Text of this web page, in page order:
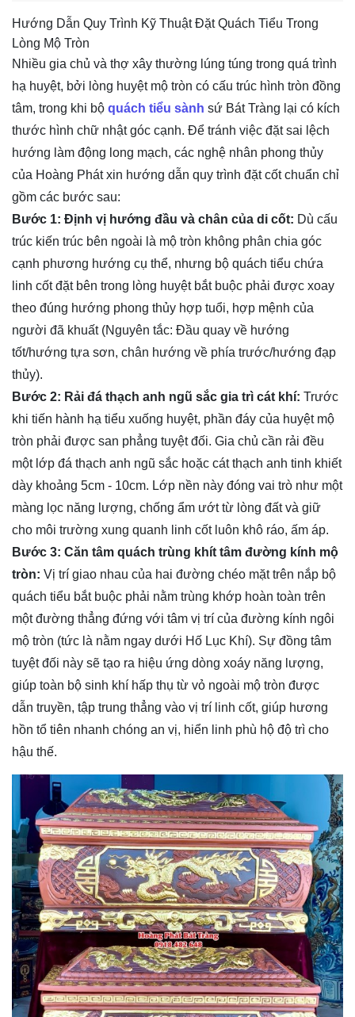
Hướng Dẫn Quy Trình Kỹ Thuật Đặt Quách Tiểu Trong
Lòng Mộ Tròn
Nhiều gia chủ và thợ xây thường lúng túng trong quá trình
hạ huyệt, bởi lòng huyệt mộ tròn có cấu trúc hình tròn đồng
tâm, trong khi bộ quách tiểu sành sứ Bát Tràng lại có kích
thước hình chữ nhật góc cạnh. Để tránh việc đặt sai lệch
hướng làm động long mạch, các nghệ nhân phong thủy
của Hoàng Phát xin hướng dẫn quy trình đặt cốt chuẩn chỉ
gồm các bước sau:
Bước 1: Định vị hướng đầu và chân của di cốt: Dù cấu
trúc kiến trúc bên ngoài là mộ tròn không phân chia góc
cạnh phương hướng cụ thể, nhưng bộ quách tiểu chứa
linh cốt đặt bên trong lòng huyệt bắt buộc phải được xoay
theo đúng hướng phong thủy hợp tuổi, hợp mệnh của
người đã khuất (Nguyên tắc: Đầu quay về hướng
tốt/hướng tựa sơn, chân hướng về phía trước/hướng đạp
thủy).
Bước 2: Rải đá thạch anh ngũ sắc gia trì cát khí: Trước
khi tiến hành hạ tiểu xuống huyệt, phần đáy của huyệt mộ
tròn phải được san phẳng tuyệt đối. Gia chủ cần rải đều
một lớp đá thạch anh ngũ sắc hoặc cát thạch anh tinh khiết
dày khoảng 5cm - 10cm. Lớp nền này đóng vai trò như một
màng lọc năng lượng, chống ẩm ướt từ lòng đất và giữ
cho môi trường xung quanh linh cốt luôn khô ráo, ấm áp.
Bước 3: Căn tâm quách trùng khít tâm đường kính mộ
tròn: Vị trí giao nhau của hai đường chéo mặt trên nắp bộ
quách tiểu bắt buộc phải nằm trùng khớp hoàn toàn trên
một đường thẳng đứng với tâm vị trí của đường kính ngôi
mộ tròn (tức là nằm ngay dưới Hố Lục Khí). Sự đồng tâm
tuyệt đối này sẽ tạo ra hiệu ứng dòng xoáy năng lượng,
giúp toàn bộ sinh khí hấp thụ từ vỏ ngoài mộ tròn được
dẫn truyền, tập trung thẳng vào vị trí linh cốt, giúp hương
hồn tổ tiên nhanh chóng an vị, hiển linh phù hộ độ trì cho
hậu thế.